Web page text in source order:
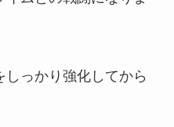
しっかり強化してから